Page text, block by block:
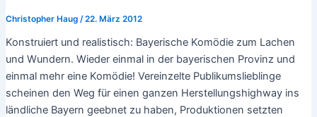
Christopher Haug /22. März 2012
Konstruiert und realistisch: Bayerische Komödie zum Lachen
und Wundern. Wieder einmal in der bayerischen Provinz und
einmal mehr eine Komödie! Vereinzelte Publikumslieblinge
scheinen den Weg für einen ganzen Herstellungshighway ins
ländliche Bayern geebnet zu haben, Produktionen setzten